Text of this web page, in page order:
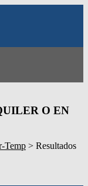
O EN
Temp > Resultados